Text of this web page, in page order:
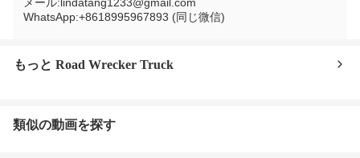
メール:lindatang1233@gmail.com
WhatsApp:+8618995967893 (同じ微信)
もっと Road Wrecker Truck
類似の動画を探す